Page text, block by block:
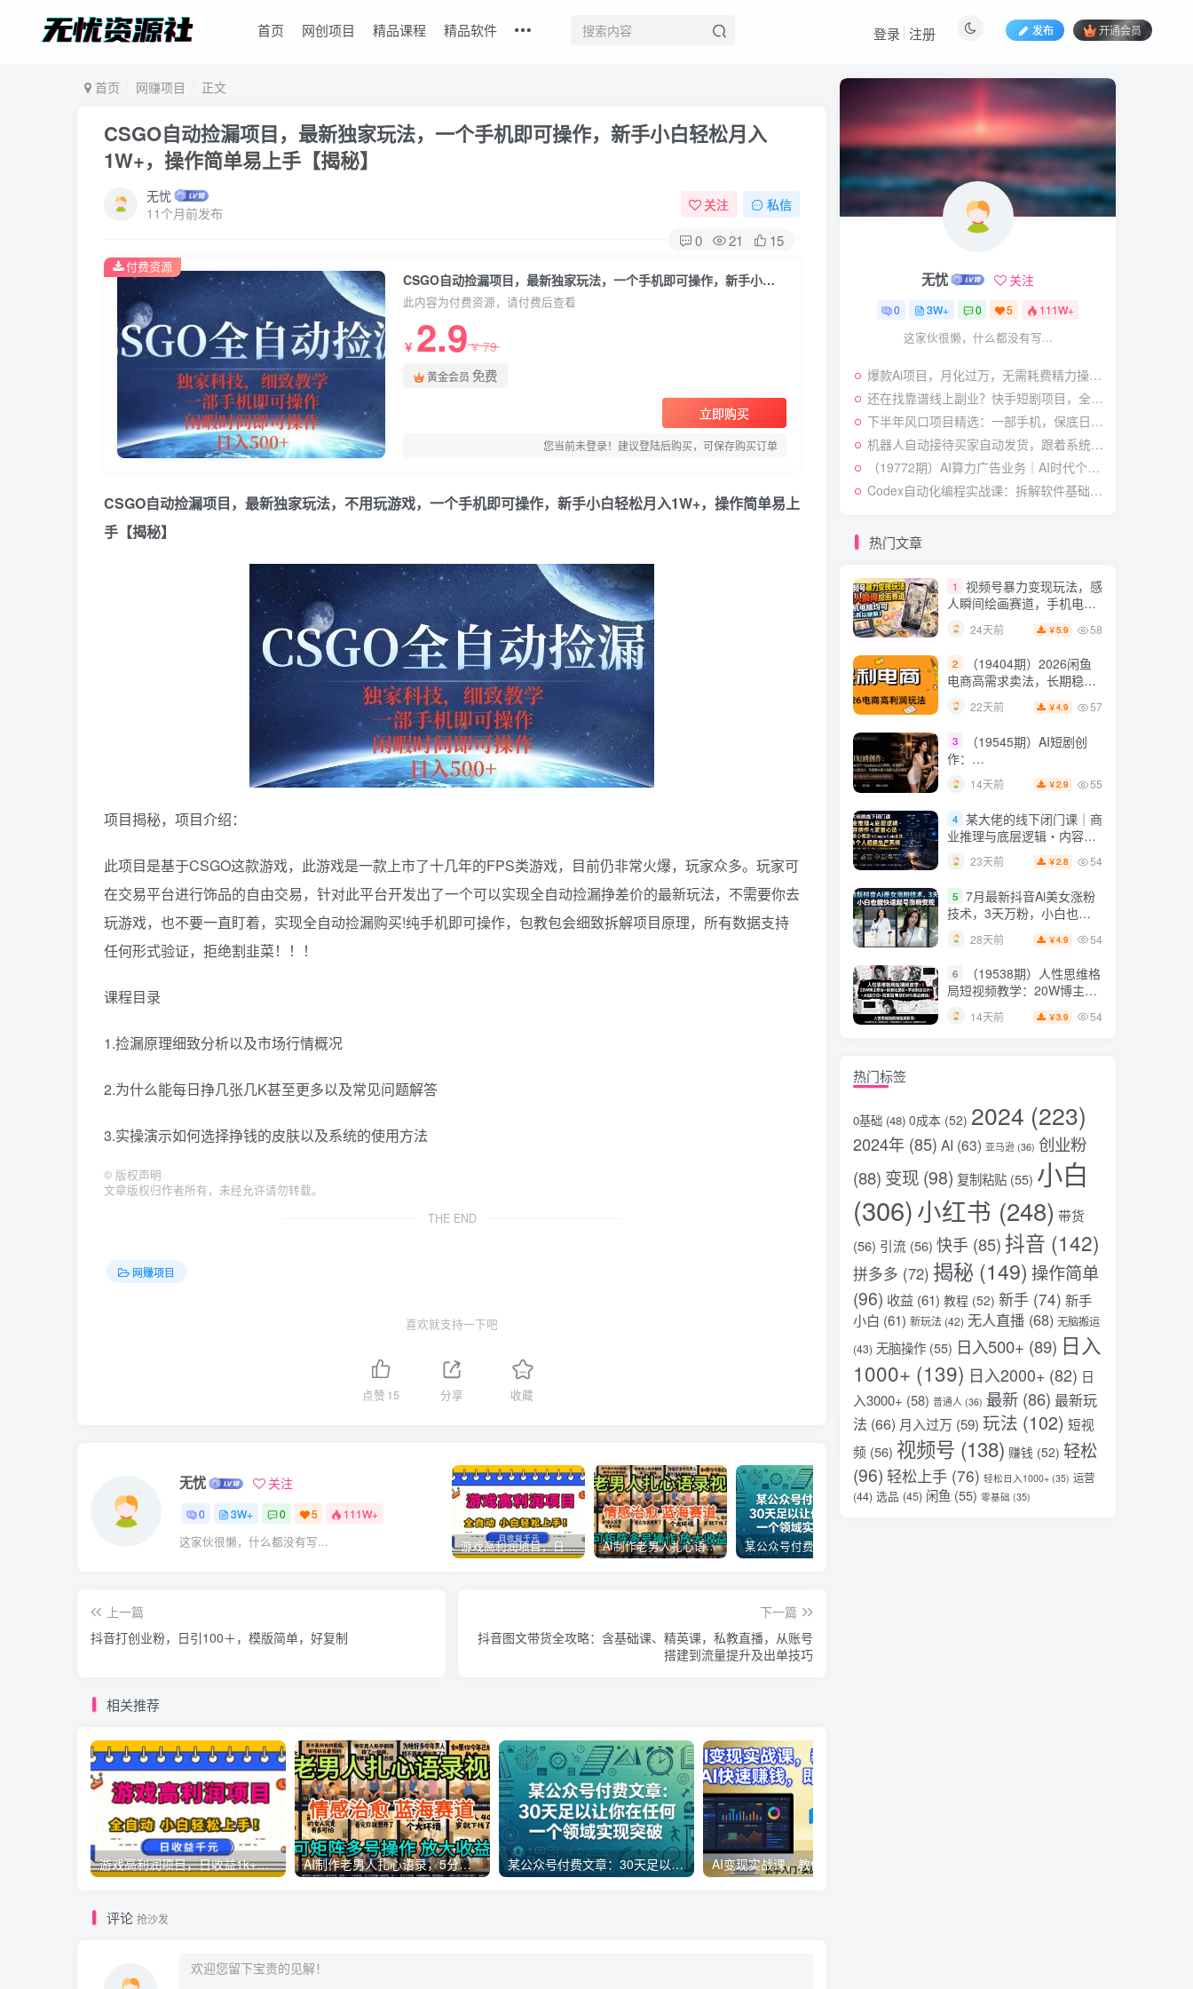
首页 网创项目 精品课程 精品软件 发布 开通会员
登录 注册
首页 网赚项目 正文
CSGO自动捡漏项目，最新独家玩法，一个手机即可操作，新手小白轻松月入
1W+，操作简单易上手【揭秘】
无忧
11个月前发布
关注 私信
0 21 15
CSGO自动捡漏项目，最新独家玩法，一个手机即可操作，新手小白轻松月入1W+，操作简单易上手【揭秘】
此内容为付费资源，请付费后查看
￥ 2.9￥79
黄金会员 免费
立即购买
您当前未登录！建议登陆后购买，可保存购买订单
付费资源
CSGO自动捡漏项目，最新独家玩法，不用玩游戏，一个手机即可操作，新手小白轻松月入1W+，操作简单易上
手【揭秘】
项目揭秘，项目介绍：
此项目是基于CSGO这款游戏，此游戏是一款上市了十几年的FPS类游戏，目前仍非常火爆，玩家众多。玩家可
在交易平台进行饰品的自由交易，针对此平台开发出了一个可以实现全自动捡漏挣差价的最新玩法，不需要你去
玩游戏，也不要一直盯着，实现全自动捡漏购买!纯手机即可操作，包教包会细致拆解项目原理，所有数据支持
任何形式验证，拒绝割韭菜！！！
课程目录
1.捡漏原理细致分析以及市场行情概况
2.为什么能每日挣几张几K甚至更多以及常见问题解答
3.实操演示如何选择挣钱的皮肤以及系统的使用方法
© 版权声明
文章版权归作者所有，未经允许请勿转载。
THE END
网赚项目
喜欢就支持一下吧
点赞 15 分享 收藏
无忧 关注
0 3W+ 0 5 111W+
这家伙很懒，什么都没有写... 游戏高利润项目，日收益1k+，全自动，无需值守，解放双手，小白轻松上手【揭秘】 AI制作老男人扎心语录，5分钟一条，操作简单，流量非常大，保姆级教程
上一篇
抖音打创业粉，日引100＋，模版简单，好复制
下一篇
抖音图文带货全攻略：含基础课、精英课，私教直播，从账号
搭建到流量提升及出单技巧
相关推荐
游戏高利润项目，日收益1k+，全自动，无需值守，解放双手，小白轻松上手【揭秘】 AI制作老男人扎心语录，5分钟一条，操作简单，流量非常大，保姆级教程 某公众号付费文章：30天足以让你在任何一个领域实现突破
评论 抢沙发
视频号暴力变现玩法，感
人瞬间绘画赛道，手机电脑
均可
24天前 ￥ 5.9 58
（19404期）2026闲鱼
电商高需求卖法，长期稳定
3 （19545期）AI短剧创
作：
ChatGPT+Seedance2.0教
程，从零制作恶毒女配短
全流程
14天前
4
某大佬的线下闭门课｜商
业推理与底层逻辑・内容创
作与流量心法・AI核心概念
与Claude Code实战，打造
个人超级生产系统【录音
+图片】
23天前
5
7月最新抖音Ai美女涨粉
技术，3天万粉，小白也能
快速起号涨粉变现
28天前 ￥4.9
件实战经验
无忧 关注
0 3W+ 0 5 111W+
这家伙很懒，什么都没有写...
爆款Ai项目，月化过万，无需耗费精力操作，稳健实现每月增收
还在找靠谱线上副业？快手短剧项目，全程自动发布内容，不用熬夜做视频，轻松日入500+【揭秘】
下半年风口项目精选：一部手机，保底日入500+，做就有收益，长期稳定！【揭秘】
机器人自动接待买家自动发货，跟着系统学拼多多虚拟月入1-5W【揭秘】
（19772期）AI算力广告业务｜AI时代个人或工作室新赛道
Codex自动化编程实战课：拆解软件基础操作，搭配实用插件快速掌握AI代码编写能力
热门文章
1
视频号暴力变现玩法，感
人瞬间绘画赛道，手机电脑
均可
24天前 ￥5.9 58
2
（19404期）2026闲鱼
电商高需求卖法，长期稳定
可做，一单利润300
22天前 ￥4.9 57
3
（19545期）AI短剧创
作：
ChatGPT+Seedance2.0教
程，从零制作恶毒女配短
全流程
14天前 ￥2.9 55
4 某大佬的线下闭门课｜商
业推理与底层逻辑・内容创
作与流量心法・AI核心概念
与Claude Code实战，打造
个人超级生产系统【录音
+图片】
23天前 ￥2.8 54
5 7月最新抖音Ai美女涨粉
技术，3天万粉，小白也能
快速起号涨粉变现
28天前 ￥4.9 54
6
（19538期）人性思维格
局短视频教学：20W博主亲
授×标准化流程×字幕封面设
计×AI提示词×橱窗带货6W
14天前 ￥3.9 54
热门标签
0基础 (48) 0成本 (52) 2024 (223)
2024年 (85) AI (63) 亚马逊 (36) 创业粉
(88) 变现 (98) 复制粘贴 (55) 小白
(306)小红书 (248) 带货
(56) 引流 (56) 快手 (85) 抖音 (142)
拼多多 (72) 揭秘 (149) 操作简单
(96) 收益 (61) 教程 (52) 新手 (74) 新手
小白 (61) 新玩法 (42) 无人直播 (68) 无脑搬运
(43) 无脑操作 (55) 日入500+ (89) 日入
1000+ (139) 日入2000+ (82) 日
入3000+ (58) 普通人 (36) 最新 (86) 最新玩
法 (66) 月入过万 (59) 玩法 (102) 短视
频 (56) 视频号 (138) 赚钱 (52) 轻松
(96) 轻松上手 (76) 轻松日入1000+ (35) 运营
(44) 选品 (45) 闲鱼 (55) 零基础 (35)